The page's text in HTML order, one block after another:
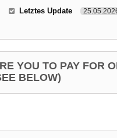
Letztes Update
YOU TO PAY FOR
BELOW)